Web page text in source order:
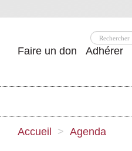
Faire un don Adhérer
Accueil > Agenda